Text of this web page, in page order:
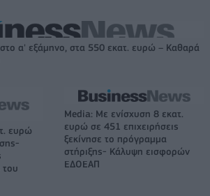
α' εξάμηνο, στα 550 εκατ. ευρώ – Καθαρά
ευρώ
του
Media: Με ενίσχυση 8 εκατ.
ευρώ σε 451 επιχειρήσεις
ξεκίνησε το πρόγραμμα
στήριξης- Κάλυψη εισφορών
ΕΔΟΕΑΠ